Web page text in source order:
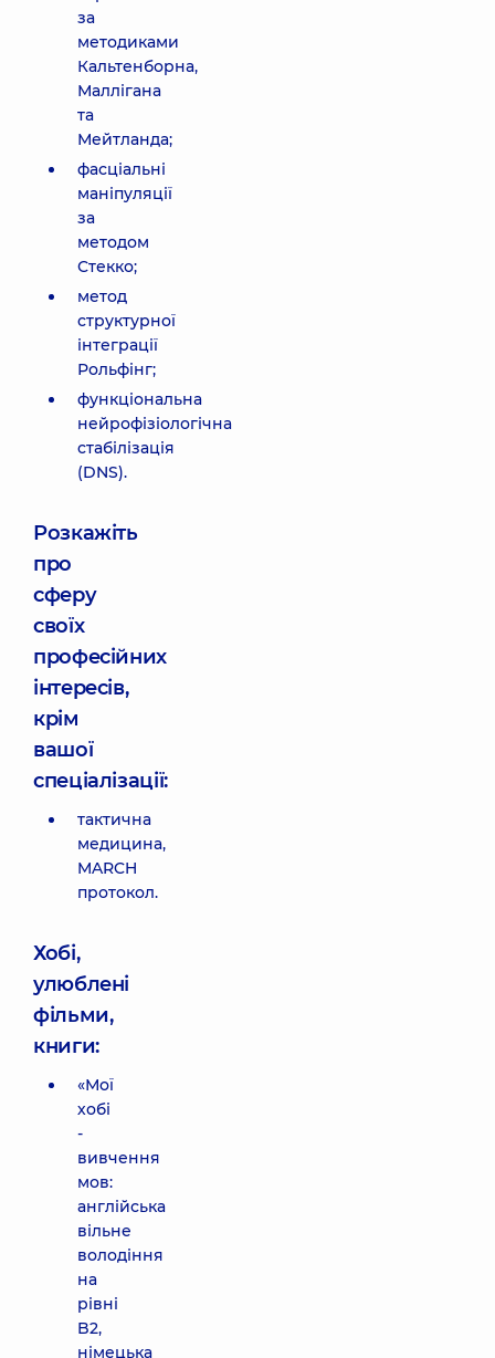
за
методиками
Кальтенборна,
Маллігана
та
Мейтланда;
фасціальні
маніпуляції
за
методом
Стекко;
метод
структурної
інтеграції
Рольфінг;
функціональна
нейрофізіологічна
стабілізація
(DNS).
Розкажіть
про
сферу
своїх
професійних
інтересів,
крім
вашої
спеціалізації:
тактична
медицина,
MARCH
протокол.
Хобі,
улюблені
фільми,
книги:
«Мої
хобі
-
вивчення
мов:
англійська
вільне
володіння
на
рівні
B2,
німецька